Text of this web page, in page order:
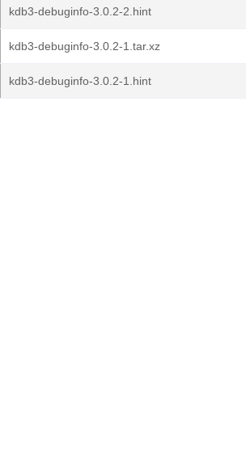
kdb3-debuginfo-3.0.2-2.hint
kdb3-debuginfo-3.0.2-1.tar.xz
kdb3-debuginfo-3.0.2-1.hint